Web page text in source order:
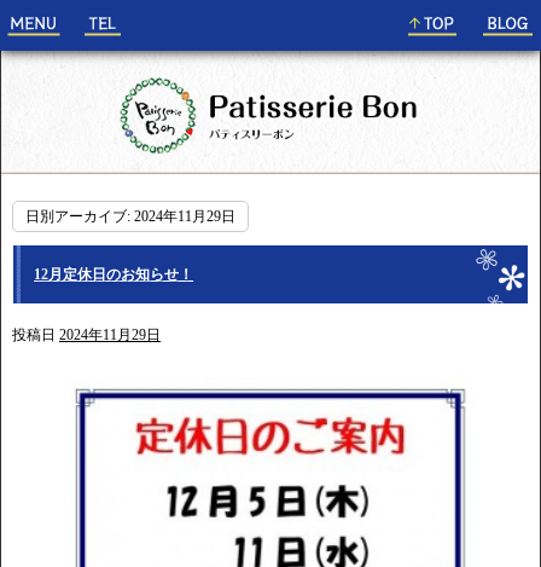
日別アーカイブ: 2024年11月29日
12月定休日のお知らせ！
投稿日 2024年11月29日